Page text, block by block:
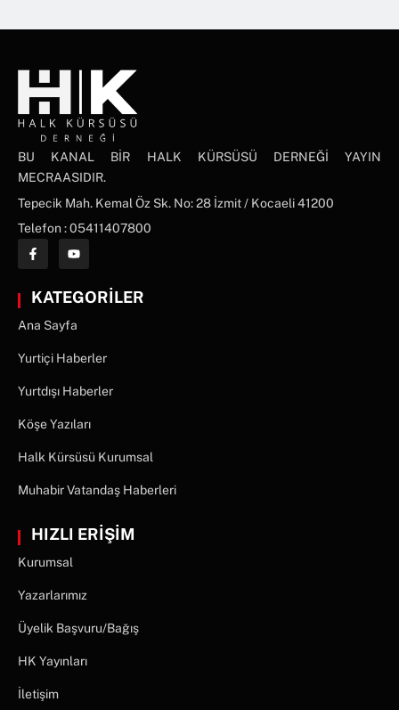
BU KANAL BİR HALK KÜRSÜSÜ DERNEĞİ YAYIN
MECRAASIDIR.
Tepecik Mah. Kemal Öz Sk. No: 28 İzmit / Kocaeli 41200
Telefon : 05411407800
KATEGORİLER
Ana Sayfa
Yurtiçi Haberler
Yurtdışı Haberler
Köşe Yazıları
Halk Kürsüsü Kurumsal
Muhabir Vatandaş Haberleri
HIZLI ERİŞİM
Kurumsal
Yazarlarımız
Üyelik Başvuru/Bağış
HK Yayınları
İletişim